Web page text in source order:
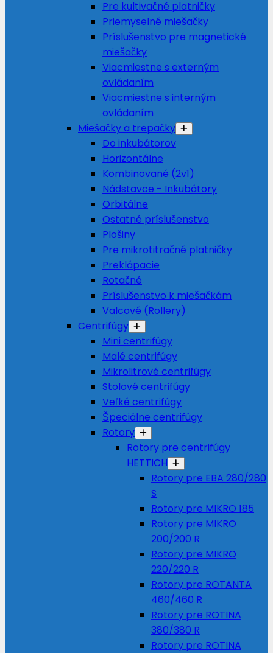
Pre kultivačné platničky
Priemyselné miešačky
Príslušenstvo pre magnetické
miešačky
Viacmiestne s externým
ovládaním
Viacmiestne s interným
ovládaním
Miešačky a trepačky
Do inkubátorov
Horizontálne
Kombinované (2v1)
Nádstavce - Inkubátory
Orbitálne
Ostatné príslušenstvo
Plošiny
Pre mikrotitračné platničky
Preklápacie
Rotačné
Príslušenstvo k miešačkám
Valcové (Rollery)
Centrifúgy
Mini centrifúgy
Malé centrifúgy
Mikrolitrové centrifúgy
Stolové centrifúgy
Veľké centrifúgy
Špeciálne centrifúgy
Rotory
Rotory pre centrifúgy
HETTICH
Rotory pre EBA 280/280
S
Rotory pre MIKRO 185
Rotory pre MIKRO
200/200 R
Rotory pre MIKRO
220/220 R
Rotory pre ROTANTA
460/460 R
Rotory pre ROTINA
380/380 R
Rotory pre ROTINA